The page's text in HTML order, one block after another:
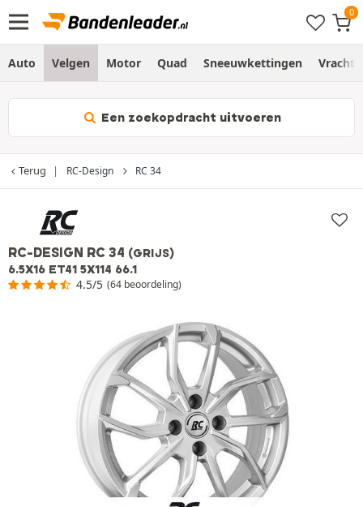
Auto Velgen Motor Quad Sneeuwkettingen
Een zoekopdracht uitvoeren
Terug RC-Design RC 34
RC-DESIGN RC 34 (GRIJS)
6.5X16 ET41 5X114 66.1
4.5/5 (64 beoordeling)